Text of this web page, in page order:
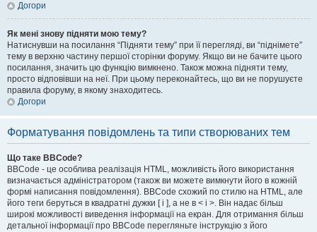
Догори
Як мені знову підняти мою тему?
Натиснувши на посилання “Підняти тему” при її перегляді, ви “піднімете”
тему в верхню частину першої сторінки форуму. Якщо ви не бачите цього
посилання, значить цю функцію вимкнено. Також можна підняти тему,
просто відповівши на неї. При цьому переконайтесь, що ви не порушуєте
правила форуму, в якому знаходитесь.
Догори
Форматування повідомлень та типи створюваних тем
Що таке BBCode?
BBCode - це особлива реалізація HTML, можливість його використання
визначається адміністратором (також ви можете вимкнути його в кожній
формі написання повідомлення). BBCode схожий по стилю на HTML, але
його теги беруться в квадратні дужки [ і ], а не в < і >. Він надає більш
широкі можливості виведення інформації на екран. Для отримання більш
детальної інформації про BBCode перегляньте інструкцію з його